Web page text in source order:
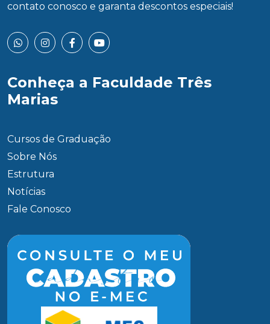
contato conosco e garanta descontos especiais!
Conheça a Faculdade Três
Marias
Cursos de Graduação
Sobre Nós
Estrutura
Notícias
Fale Conosco